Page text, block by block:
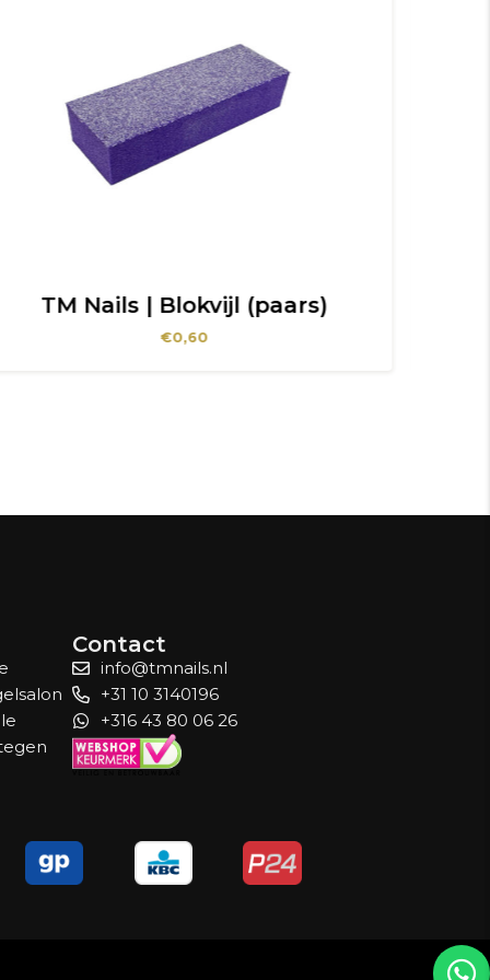
TM Nails | Blokvijl (paars-
Contact
info@tmnails.nl
+31 10 3140196
+316 43 80 06 26